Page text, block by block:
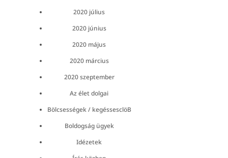
2020 július
2020 június
2020 május
2020 március
2020 szeptember
Az élet dolgai
Bölcsességek / kegéssesclöB
Boldogság ügyek
Idézetek